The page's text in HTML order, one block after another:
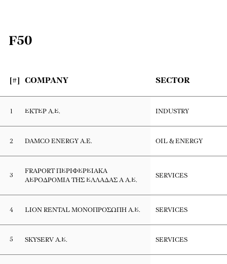
F50
[#] COMPANY SECTOR
1 ΕΚΤΕΡ Α.Ε. INDUSTRY
2 DAMCO ENERGY A.E. OIL & ENERGY
3
FRAPORT ΠΕΡΙΦΕΡΕΙΑΚΑ
ΑΕΡΟΔΡΟΜΙΑ ΤΗΣ ΕΛΛΑΔΑΣ Α Α.Ε.
SERVICES
4 LION RENTAL ΜΟΝΟΠΡΟΣΩΠΗ Α.Ε. SERVICES
5 SKYSERV Α.Ε. SERVICES